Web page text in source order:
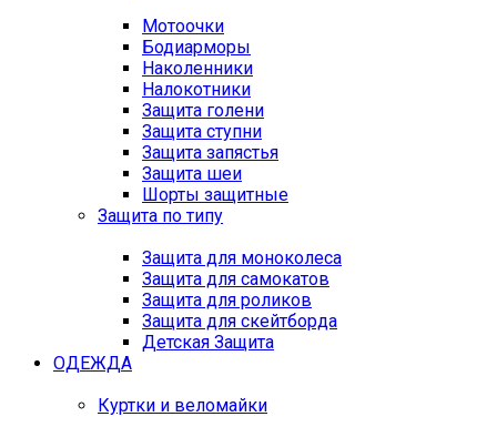
Мотоочки
Бодиарморы
Наколенники
Налокотники
Защита голени
Защита ступни
Защита запястья
Защита шеи
Шорты защитные
Защита по типу
Защита для моноколеса
Защита для самокатов
Защита для роликов
Защита для скейтборда
Детская Защита
ОДЕЖДА
Куртки и веломайки